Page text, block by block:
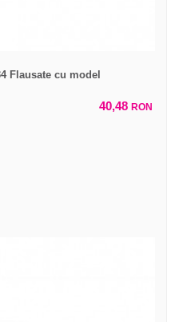
Flausate cu model
40,48 RON